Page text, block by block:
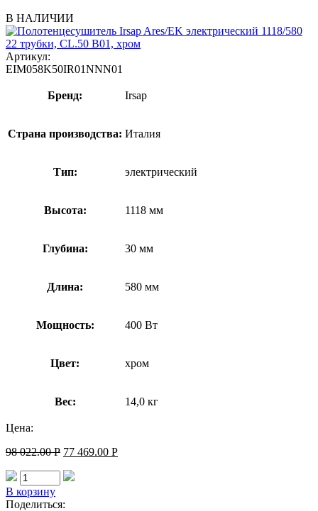
В НАЛИЧИИ
Артикул:
EIM058K50IR01NNN01
Бренд: Irsap
Страна производства: Италия
Тип: электрический
Высота: 1118 мм
Глубина: 30 мм
Длина: 580 мм
Мощность: 400 Вт
Цвет: хром
Вес: 14,0 кг
Цена:
98 022.00Р 77 469.00 Р
В корзину
Поделиться: